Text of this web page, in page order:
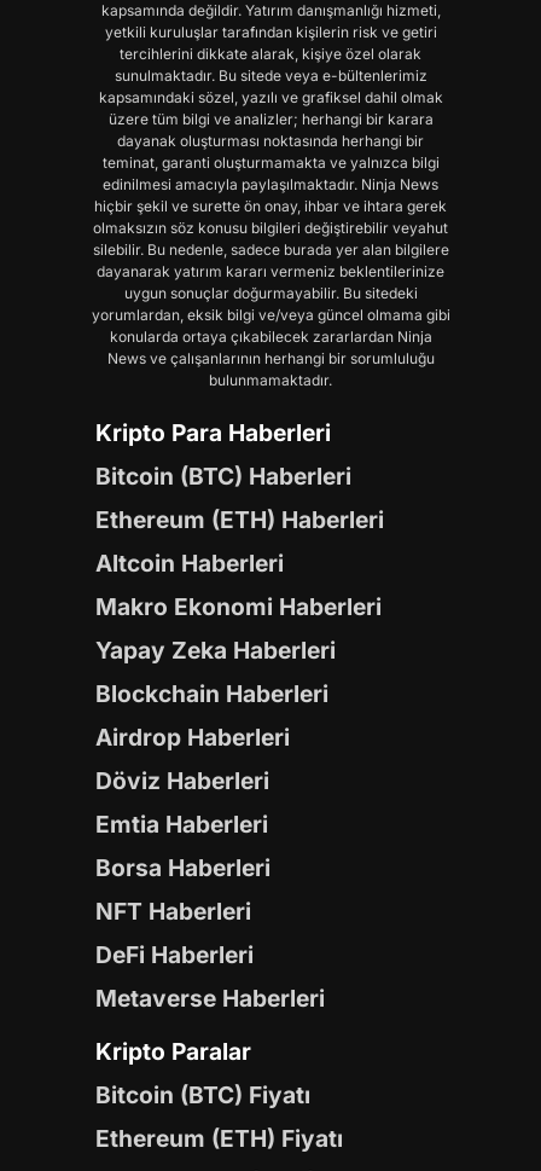
kapsamında değildir. Yatırım danışmanlığı hizmeti,
yetkili kuruluşlar tarafından kişilerin risk ve getiri
tercihlerini dikkate alarak, kişiye özel olarak
sunulmaktadır. Bu sitede veya e-bültenlerimiz
kapsamındaki sözel, yazılı ve grafiksel dahil olmak
üzere tüm bilgi ve analizler; herhangi bir karara
dayanak oluşturması noktasında herhangi bir
teminat, garanti oluşturmamakta ve yalnızca bilgi
edinilmesi amacıyla paylaşılmaktadır. Ninja News
hiçbir şekil ve surette ön onay, ihbar ve ihtara gerek
olmaksızın söz konusu bilgileri değiştirebilir veyahut
silebilir. Bu nedenle, sadece burada yer alan bilgilere
dayanarak yatırım kararı vermeniz beklentilerinize
uygun sonuçlar doğurmayabilir. Bu sitedeki
yorumlardan, eksik bilgi ve/veya güncel olmama gibi
konularda ortaya çıkabilecek zararlardan Ninja
News ve çalışanlarının herhangi bir sorumluluğu
bulunmamaktadır.
Kripto Para Haberleri
Bitcoin (BTC) Haberleri
Ethereum (ETH) Haberleri
Altcoin Haberleri
Makro Ekonomi Haberleri
Yapay Zeka Haberleri
Blockchain Haberleri
Airdrop Haberleri
Döviz Haberleri
Emtia Haberleri
Borsa Haberleri
NFT Haberleri
DeFi Haberleri
Metaverse Haberleri
Kripto Paralar
Bitcoin (BTC) Fiyatı
Ethereum (ETH) Fiyatı